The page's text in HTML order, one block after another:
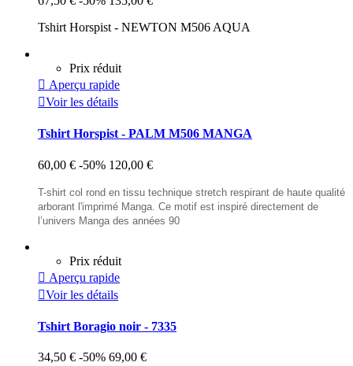
Tshirt Horspist - NEWTON M506 AQUA
Prix réduit
 Aperçu rapide
Voir les détails
Tshirt Horspist - PALM M506 MANGA
60,00 € -50% 120,00 €
T-shirt col rond en tissu technique stretch respirant de haute qualité
arborant l'imprimé Manga. Ce motif est inspiré directement de
l’univers Manga des années 90
Prix réduit
 Aperçu rapide
Voir les détails
Tshirt Boragio noir - 7335
34,50 € -50% 69,00 €